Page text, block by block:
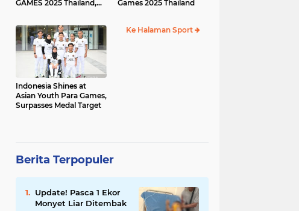
GAMES 2025 Thailand,
Games 2025 Thailand
Indonesia Shines at
Asian Youth Para Games,
Surpasses Medal Target
Ke Halaman Sport
Berita Terpopuler
Update! Pasca 1 Ekor
Monyet Liar Ditembak